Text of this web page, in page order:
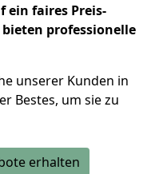
ein faires Preis-
professionelle
unserer Kunden in
Bestes, um sie zu
erhalten